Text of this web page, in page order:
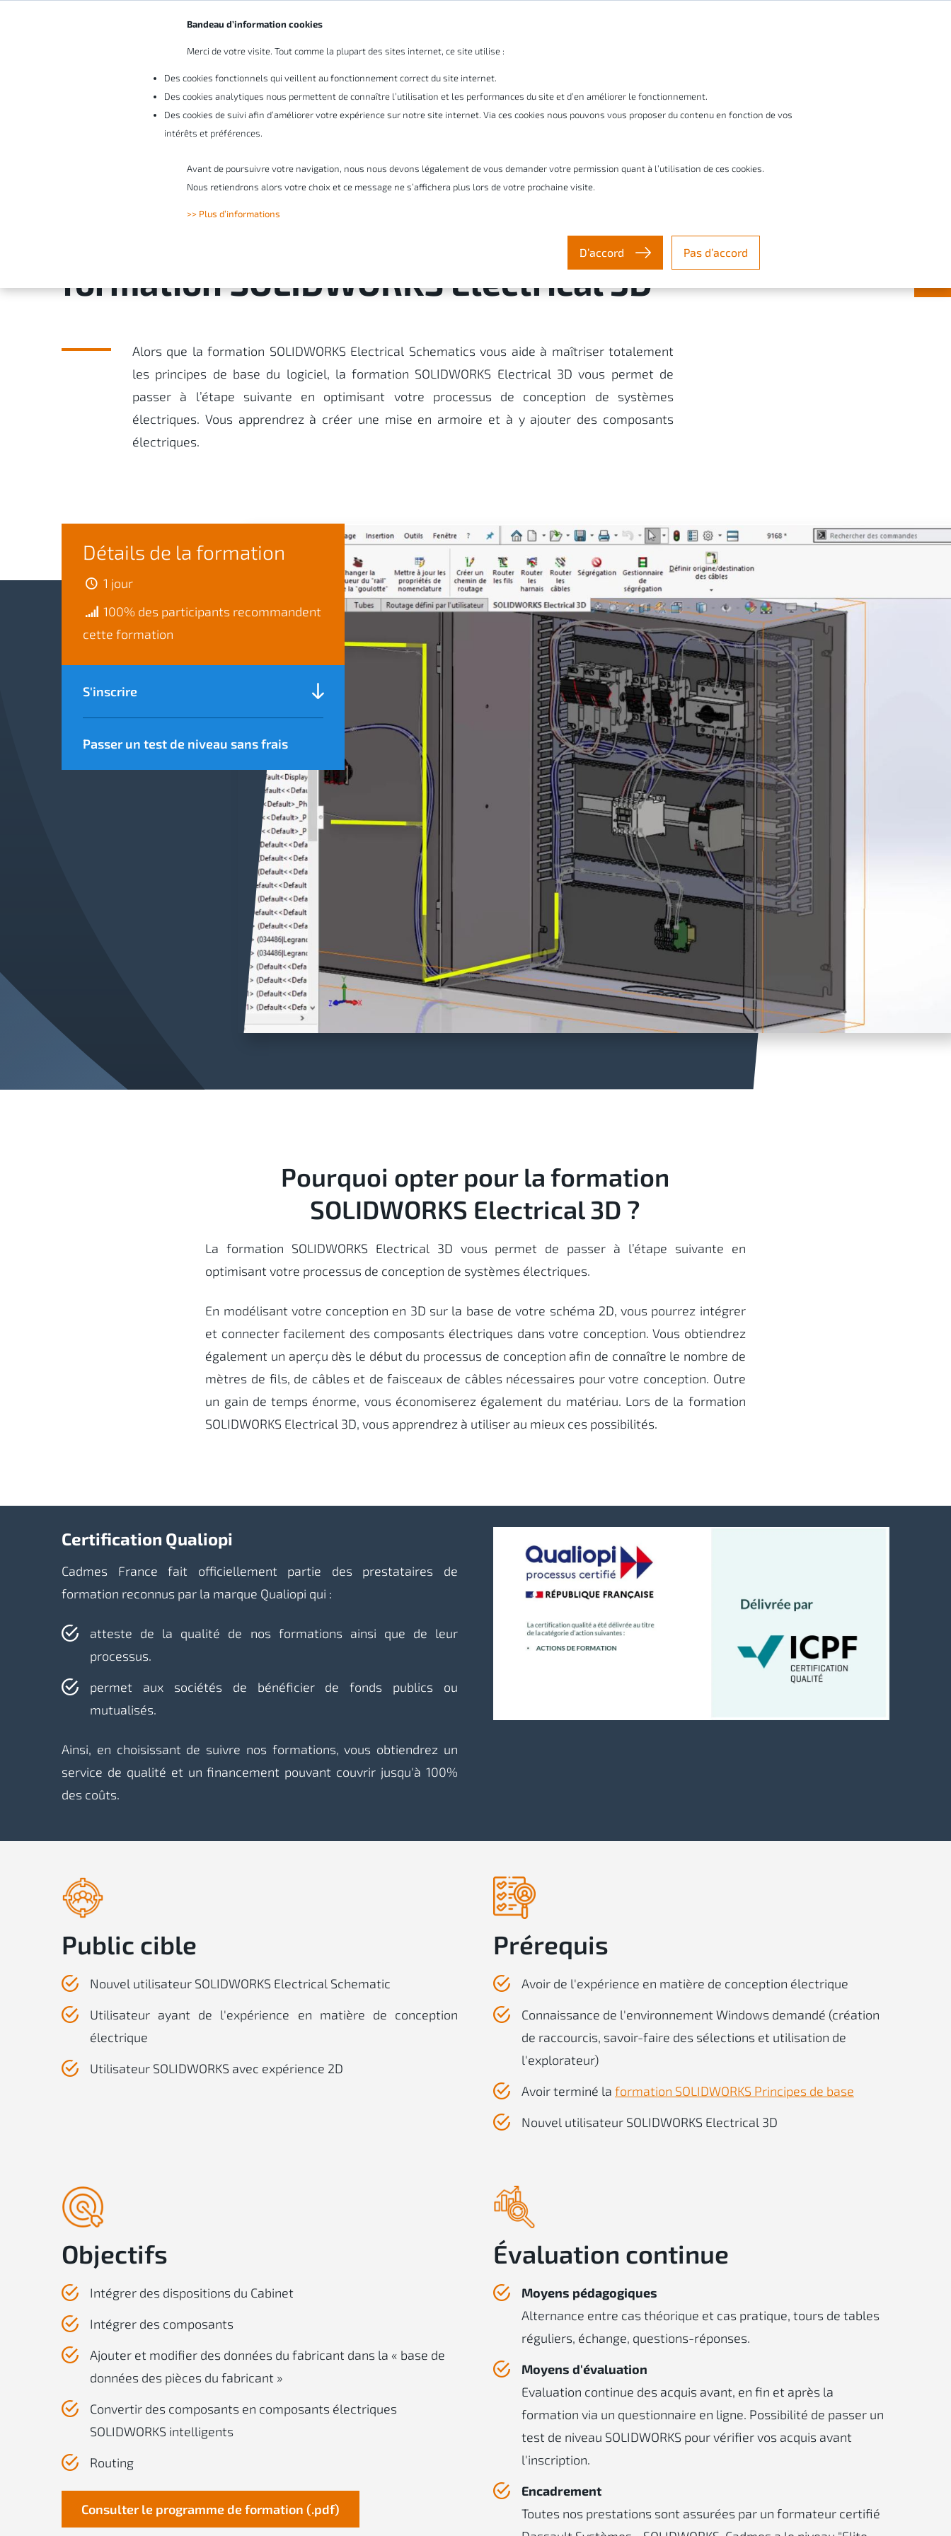
Bandeau d’information cookies
Merci de votre visite. Tout comme la plupart des sites internet, ce site utilise :
Des cookies fonctionnels qui veillent au fonctionnement correct du site internet.
Des cookies analytiques nous permettent de connaître l’utilisation et les performances du site et d’en améliorer le fonctionnement.
Des cookies de suivi afin d’améliorer votre expérience sur notre site internet. Via ces cookies nous pouvons vous proposer du contenu en fonction de vos
intérêts et préférences.
Avant de poursuivre votre navigation, nous nous devons légalement de vous demander votre permission quant à l’utilisation de ces cookies.
Nous retiendrons alors votre choix et ce message ne s’affichera plus lors de votre prochaine visite.
>> Plus d’informations
D’accord Pas d’accord
Votre entreprise Pourquoi Cadmes
Modélisez votre système électrique en 3D, gagnez
du temps et économisez du matériau grâce à la
formation SOLIDWORKS Electrical 3D
Alors que la formation SOLIDWORKS Electrical Schematics vous aide à maîtriser totalement
les principes de base du logiciel, la formation SOLIDWORKS Electrical 3D vous permet de
passer à l’étape suivante en optimisant votre processus de conception de systèmes
électriques. Vous apprendrez à créer une mise en armoire et à y ajouter des composants
électriques.
Détails de la formation
1 jour
100% des participants recommandent
cette formation
S'inscrire
Passer un test de niveau sans frais
Pourquoi opter pour la formation
SOLIDWORKS Electrical 3D ?
La formation SOLIDWORKS Electrical 3D vous permet de passer à l’étape suivante en
optimisant votre processus de conception de systèmes électriques.
En modélisant votre conception en 3D sur la base de votre schéma 2D, vous pourrez intégrer
et connecter facilement des composants électriques dans votre conception. Vous obtiendrez
également un aperçu dès le début du processus de conception afin de connaître le nombre de
mètres de fils, de câbles et de faisceaux de câbles nécessaires pour votre conception. Outre
un gain de temps énorme, vous économiserez également du matériau. Lors de la formation
SOLIDWORKS Electrical 3D, vous apprendrez à utiliser au mieux ces possibilités.
Certification Qualiopi
Cadmes France fait officiellement partie des prestataires de
formation reconnus par la marque Qualiopi qui :
atteste de la qualité de nos formations ainsi que de leur
processus.
permet aux sociétés de bénéficier de fonds publics ou
mutualisés.
Ainsi, en choisissant de suivre nos formations, vous obtiendrez un
service de qualité et un financement pouvant couvrir jusqu'à 100%
des coûts.
Public cible
Nouvel utilisateur SOLIDWORKS Electrical Schematic
Utilisateur ayant de l'expérience en matière de conception
électrique
Utilisateur SOLIDWORKS avec expérience 2D
Prérequis
Avoir de l'expérience en matière de conception électrique
Connaissance de l'environnement Windows demandé (création
de raccourcis, savoir-faire des sélections et utilisation de
l'explorateur)
Avoir terminé la formation SOLIDWORKS Principes de base
Nouvel utilisateur SOLIDWORKS Electrical 3D
Objectifs
Intégrer des dispositions du Cabinet
Intégrer des composants
Ajouter et modifier des données du fabricant dans la « base de
données des pièces du fabricant »
Convertir des composants en composants électriques
SOLIDWORKS intelligents
Routing
Consulter le programme de formation (.pdf)
Évaluation continue
Moyens pédagogiques
Alternance entre cas théorique et cas pratique, tours de tables
réguliers, échange, questions-réponses.
Moyens d'évaluation
Evaluation continue des acquis avant, en fin et après la
formation via un questionnaire en ligne. Possibilité de passer un
test de niveau SOLIDWORKS pour vérifier vos acquis avant
l'inscription.
Encadrement
Toutes nos prestations sont assurées par un formateur certifié